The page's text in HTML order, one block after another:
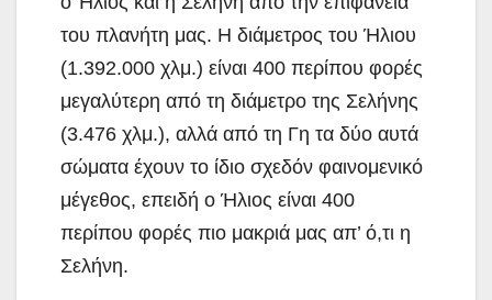
του πλανήτη μας. Η διάμετρος του Ήλιου
(1.392.000 χλμ.) είναι 400 περίπου φορές
μεγαλύτερη από τη διάμετρο της Σελήνης
(3.476 χλμ.), αλλά από τη Γη τα δύο αυτά
σώματα έχουν το ίδιο σχεδόν φαινομενικό
μέγεθος, επειδή ο Ήλιος είναι 400
περίπου φορές πιο μακριά μας απ’ ό,τι η
Σελήνη.